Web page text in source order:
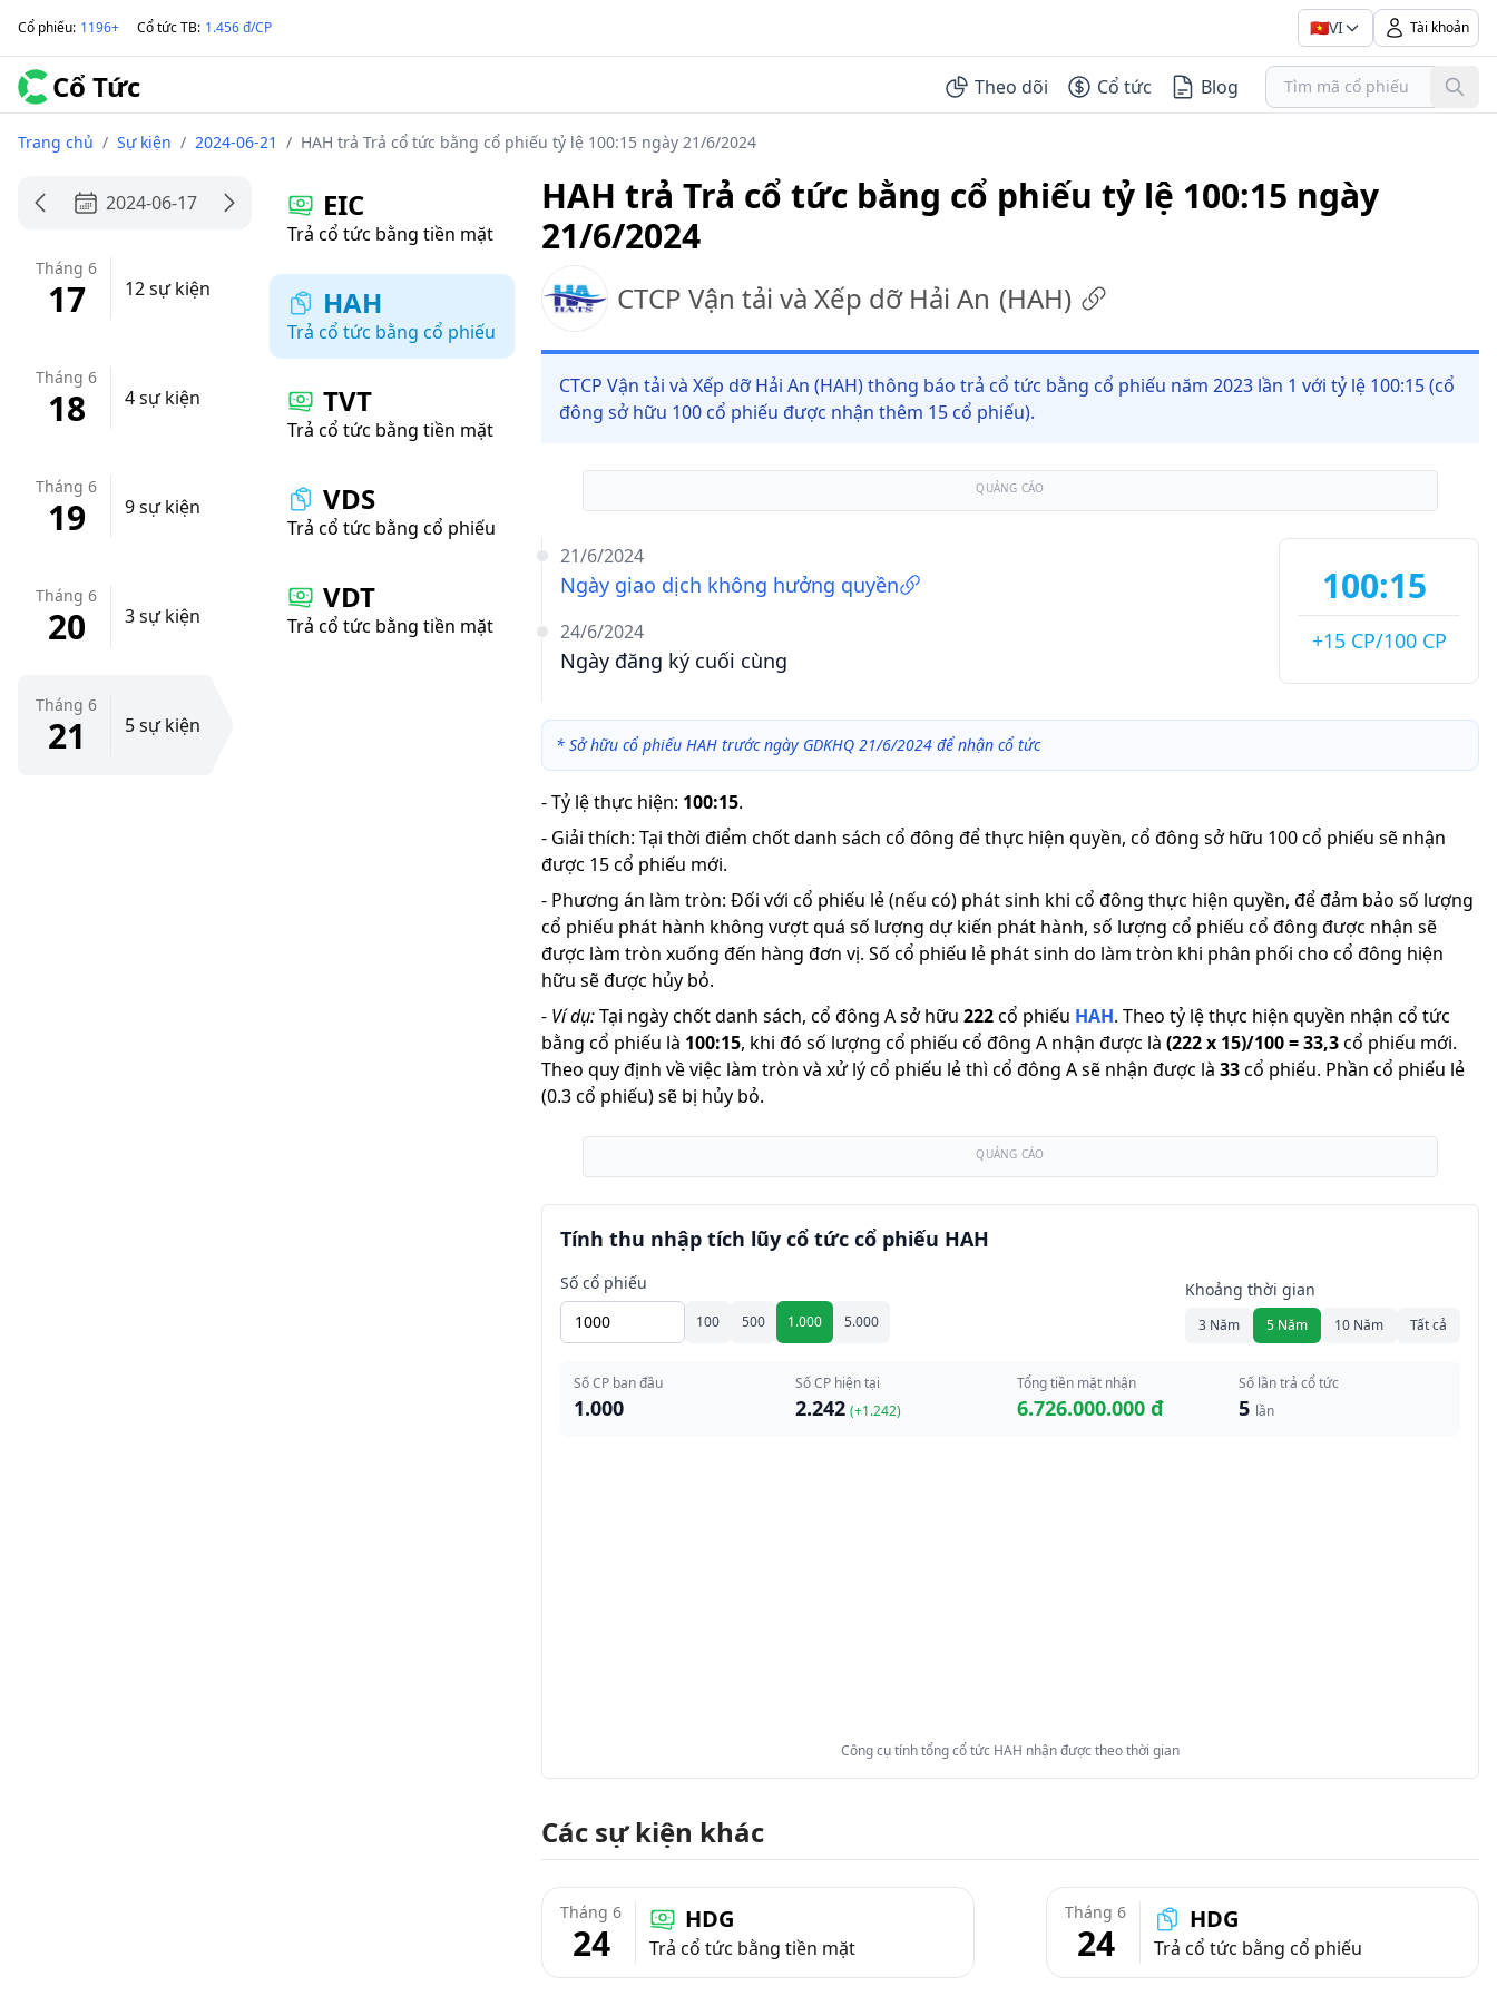
Cổ phiếu: 1196+ Cổ tức TB: 1.456 đ/CP 🇻🇳VI Tài khoản
Cổ Tức Theo dõi Cổ tức Blog
Trang chủ / Sự kiện / 2024-06-21 / HAH trả Trả cổ tức bằng cổ phiếu tỷ lệ 100:15 ngày 21/6/2024
2024-06-17
Tháng 6
17 12 sự kiện
Tháng 6
18 4 sự kiện
Tháng 6
19 9 sự kiện
Tháng 6
20 3 sự kiện
Tháng 6
21 5 sự kiện
EIC
Trả cổ tức bằng tiền mặt
HAH
Trả cổ tức bằng cổ phiếu
TVT
Trả cổ tức bằng tiền mặt
VDS
Trả cổ tức bằng cổ phiếu
VDT
Trả cổ tức bằng tiền mặt
HAH trả Trả cổ tức bằng cổ phiếu tỷ lệ 100:15 ngày
21/6/2024
CTCP Vận tải và Xếp dỡ Hải An (HAH)
CTCP Vận tải và Xếp dỡ Hải An (HAH) thông báo trả cổ tức bằng cổ phiếu năm 2023 lần 1 với tỷ lệ 100:15 (cổ
đông sở hữu 100 cổ phiếu được nhận thêm 15 cổ phiếu).
QUẢNG CÁO
21/6/2024
Ngày giao dịch không hưởng quyền
24/6/2024
Ngày đăng ký cuối cùng
100:15
+15 CP/100 CP
* Sở hữu cổ phiếu HAH trước ngày GDKHQ 21/6/2024 để nhận cổ tức
-Tỷ lệ thực hiện: 100:15.
- Giải thích: Tại thời điểm chốt danh sách cổ đông để thực hiện quyền, cổ đông sở hữu 100 cổ phiếu sẽ nhận
được 15 cổ phiếu mới.
- Phương án làm tròn: Đối với cổ phiếu lẻ (nếu có) phát sinh khi cổ đông thực hiện quyền, để đảm bảo số lượng
cổ phiếu phát hành không vượt quá số lượng dự kiến phát hành, số lượng cổ phiếu cổ đông được nhận sẽ
được làm tròn xuống đến hàng đơn vị. Số cổ phiếu lẻ phát sinh do làm tròn khi phân phối cho cổ đông hiện
hữu sẽ được hủy bỏ.
- Ví dụ:Tại ngày chốt danh sách, cổ đông A sở hữu 222cổ phiếu HAH. Theo tỷ lệ thực hiện quyền nhận cổ tức
bằng cổ phiếu là 100:15, khi đó số lượng cổ phiếu cổ đông A nhận được là (222x 15)/100=33,3cổ phiếu mới.
Theo quy định về việc làm tròn và xử lý cổ phiếu lẻ thì cổ đông A sẽ nhận được là 33cổ phiếu. Phần cổ phiếu lẻ
(0.3 cổ phiếu) sẽ bị hủy bỏ.
QUẢNG CÁO
Tính thu nhập tích lũy cổ tức cổ phiếu HAH
Số cổ phiếu
100 500 1.000 5.000
Khoảng thời gian
3 Năm 5 Năm 10 Năm Tất cả
Số CP ban đầu
1.000
Số CP hiện tại
2.242 (+1.242)
Tổng tiền mặt nhận
6.726.000.000 đ
Số lần trả cổ tức
5 lần
Công cụ tính tổng cổ tức HAH nhận được theo thời gian
Các sự kiện khác
Tháng 6
24
HDG
Trả cổ tức bằng tiền mặt
Tháng 6
24
HDG
Trả cổ tức bằng cổ phiếu